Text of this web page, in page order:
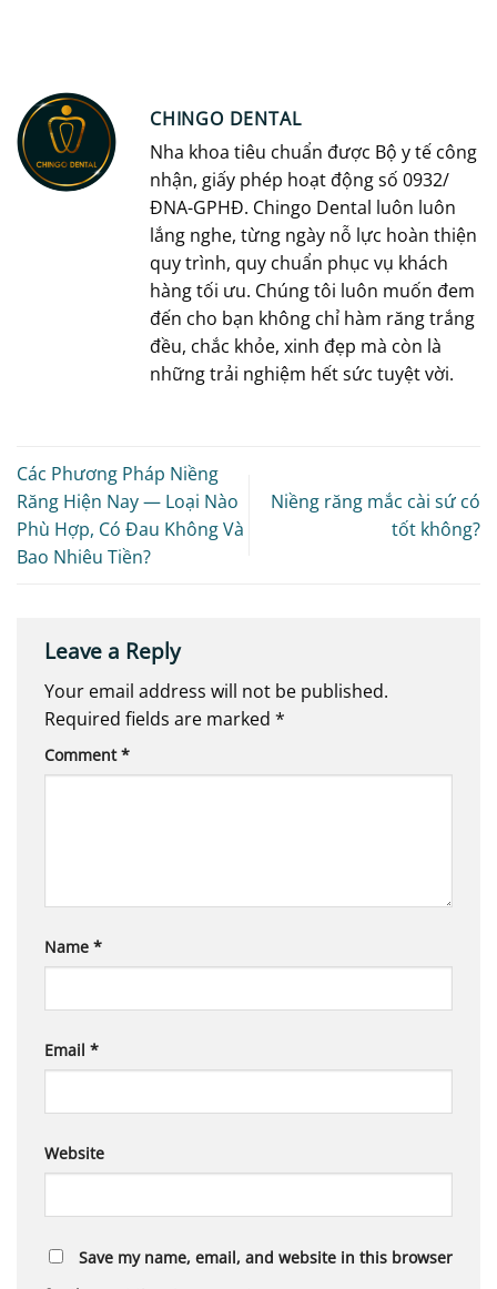
CHINGO DENTAL
Nha khoa tiêu chuẩn được Bộ y tế công
nhận, giấy phép hoạt động số 0932/
ĐNA-GPHĐ. Chingo Dental luôn luôn
lắng nghe, từng ngày nỗ lực hoàn thiện
quy trình, quy chuẩn phục vụ khách
hàng tối ưu. Chúng tôi luôn muốn đem
đến cho bạn không chỉ hàm răng trắng
đều, chắc khỏe, xinh đẹp mà còn là
những trải nghiệm hết sức tuyệt vời.
Các Phương Pháp Niềng
Răng Hiện Nay — Loại Nào
Phù Hợp, Có Đau Không Và
Bao Nhiêu Tiền?
Niềng răng mắc cài sứ có
tốt không?
Leave a Reply
Your email address will not be published.
Required fields are marked *
Comment*
Name *
Email *
Website
Save my name, email, and website in this browser